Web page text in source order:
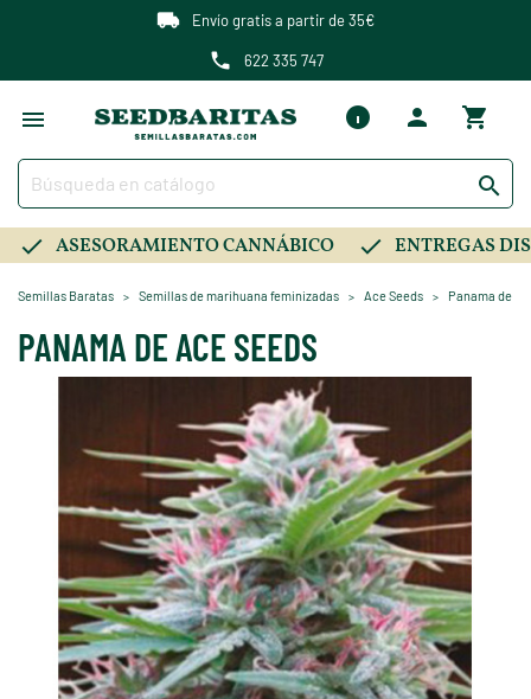
Envío gratis a partir de 35€
622 335 747

ASESORAMIENTO CANNÁBICO ENTREGAS
Semillas Baratas Semillas de marihuana feminizadas Ace Seeds Panama de
PANAMA DE ACE SEEDS